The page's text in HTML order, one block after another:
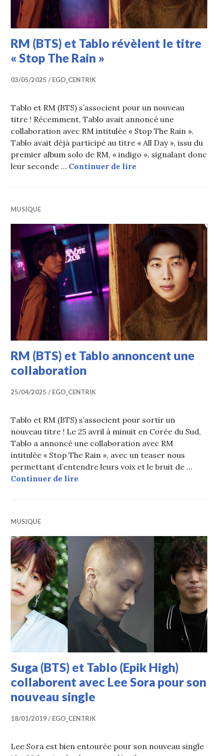
RM (BTS) et Tablo révèlent le titre
« Stop The Rain »
03/05/2025 EGO_CENTRIK
Tablo et RM (BTS) s’associent pour un nouveau
titre ! Récemment, Tablo avait annoncé une
collaboration avec RM intitulée « Stop The Rain ».
Tablo avait déjà participé au titre « All Day », issu du
premier album solo de RM, « indigo », signalant donc
leur seconde … Continuer de lireRM (BTS) et Tablo
MUSIQUE
RM (BTS) et Tablo annoncent une
collaboration
25/04/2025 EGO_CENTRIK
Tablo et RM (BTS) s’associent pour sortir un
nouveau titre ! Le 25 avril à minuit en Corée du Sud,
Tablo a annoncé une collaboration avec RM
intitulée « Stop The Rain », avec un teaser nous
permettant d’entendre leurs voix et le bruit de …
Continuer de lireRM (BTS) et Tablo annoncent une
MUSIQUE
Suga (BTS) et Tablo (Epik High)
collaborent avec Lee Sora pour son
nouveau single
18/01/2019 EGO_CENTRIK
Lee Sora est bien entourée pour son nouveau single